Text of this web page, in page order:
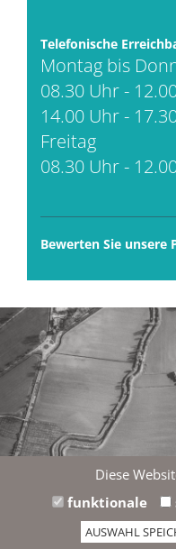
Telefonische
Montag bis
08.30 Uhr -
14.00 Uhr -
Freitag
08.30 Uhr -
Bewerten Sie unsere
Wir möchten Ihnen
Maps
Diese
funktionale
AUSWAHL